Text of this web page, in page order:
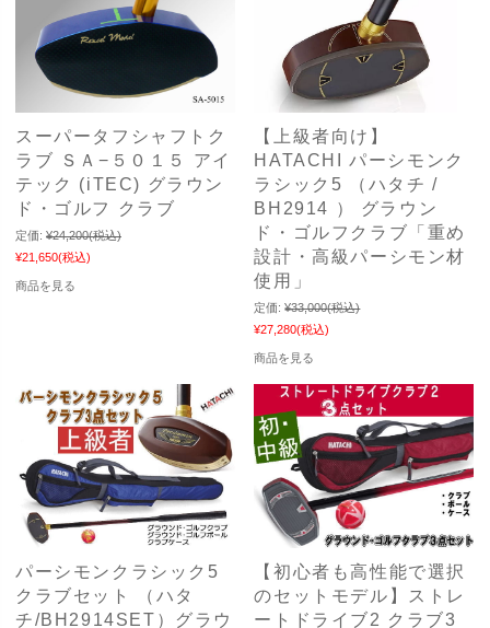
スーパータフシャフトク
ラブ ＳＡ−５０１５ アイ
テック (iTEC) グラウン
ド・ゴルフ クラブ
定価: ¥24,200(税込)
¥21,650(税込)
商品を見る
【上級者向け】
HATACHI パーシモンク
ラシック5 （ハタチ /
BH2914 ） グラウン
ド・ゴルフクラブ「重め
設計・高級パーシモン材
使用」
定価: ¥33,000(税込)
¥27,280(税込)
商品を見る
パーシモンクラシック5
クラブセット （ハタ
チ/BH2914SET）グラウ
【初心者も高性能で選択
のセットモデル】ストレ
ートドライブ2 クラブ3